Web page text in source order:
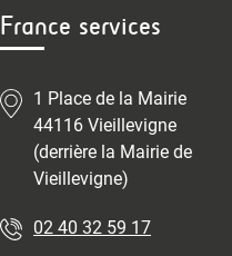
France services
1 Place de la Mairie
44116 Vieillevigne
(derrière la Mairie de
Vieillevigne)
02 40 32 59 17